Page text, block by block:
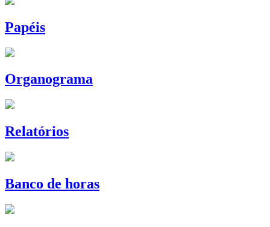
Papéis
Organograma
Relatórios
Banco de horas